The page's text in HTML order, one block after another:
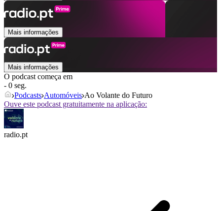
Mais informações
Mais informações
O podcast começa em
- 0 seg.
Podcasts Automóveis Ao Volante do Futuro
Ouve este podcast gratuitamente na aplicação:
radio.pt